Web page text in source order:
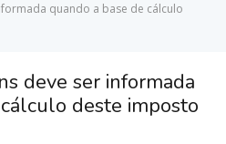
quando a base de cálculo
deve ser informada
deste imposto